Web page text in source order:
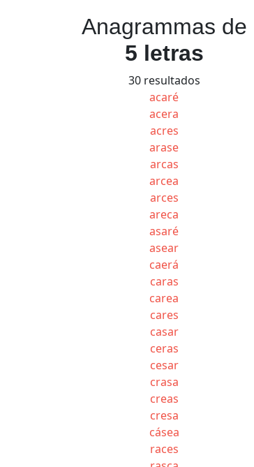
Anagrammas de
5 letras
30 resultados
acaré
acera
acres
arase
arcas
arcea
arces
areca
asaré
asear
caerá
caras
carea
cares
casar
ceras
cesar
crasa
creas
cresa
cásea
races